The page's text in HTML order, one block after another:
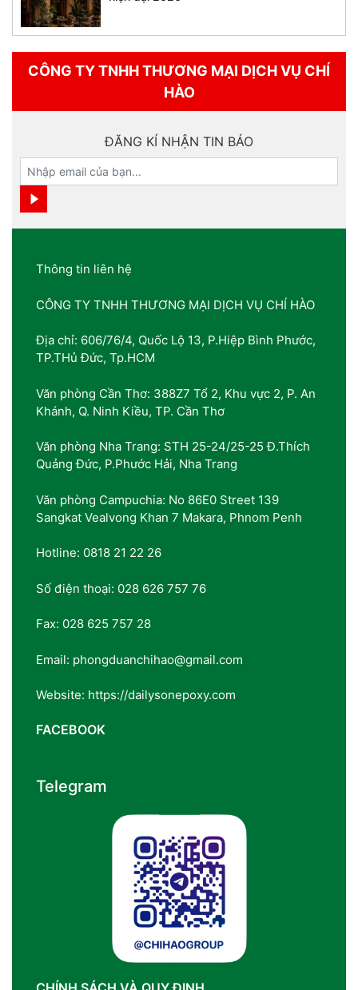
CÔNG TY TNHH THƯƠNG MẠI DỊCH VỤ CHÍ
HÀO
ĐĂNG KÍ NHẬN TIN BÁO
Thông tin liên hệ
CÔNG TY TNHH THƯƠNG MẠI DỊCH VỤ CHÍ HÀO
Địa chỉ: 606/76/4, Quốc Lộ 13, P.Hiệp Bình Phước,
TP.THủ Đức, Tp.HCM
Văn phòng Cần Thơ: 388Z7 Tổ 2, Khu vực 2, P. An
Khánh, Q. Ninh Kiều, TP. Cần Thơ
Văn phòng Nha Trang: STH 25-24/25-25 Đ.Thích
Quảng Đức, P.Phước Hải, Nha Trang
Văn phòng Campuchia: No 86E0 Street 139
Sangkat Vealvong Khan 7 Makara, Phnom Penh
Hotline: 0818 21 22 26
Số điện thoại: 028 626 757 76
Fax: 028 625 757 28
Email: phongduanchihao@gmail.com
Website: https://dailysonepoxy.com
FACEBOOK
Telegram